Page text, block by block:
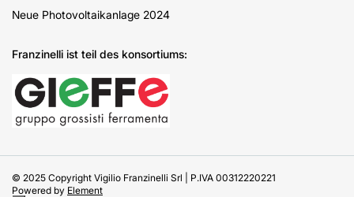
Neue Photovoltaikanlage 2024
Franzinelli ist teil des konsortiums:
© 2025 Copyright Vigilio Franzinelli Srl | P.IVA 00312220221
Powered by Element